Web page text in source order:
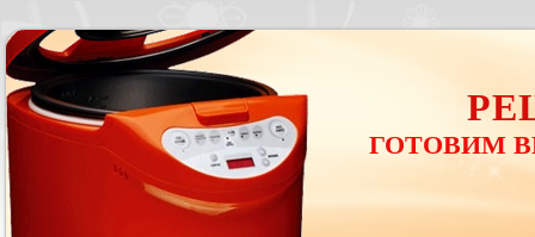
ГОТОВИМ